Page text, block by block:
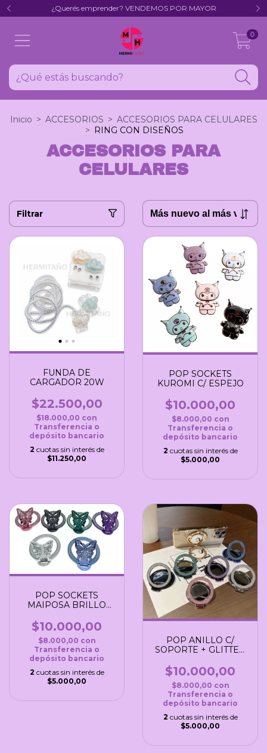
¿Querés emprender? VENDEMOS POR MAYOR
0
Inicio > ACCESORIOS > ACCESORIOS PARA CELULARES
> RING CON DISEÑOS
ACCESORIOS PARA
CELULARES
Filtrar
FUNDA DE
CARGADOR 20W
$22.500,00
$18.000,00 con
Transferencia o
depósito bancario
2 cuotas sin interés de
$11.250,00
POP SOCKETS
KUROMI C/ ESPEJO
$10.000,00
$8.000,00 con
Transferencia o
depósito bancario
2 cuotas sin interés de
$5.000,00
POP SOCKETS
MAIPOSA BRILLO
$10.000,00
$8.000,00 con
Transferencia o
depósito bancario
2 cuotas sin interés de
$5.000,00
POP ANILLO C/
SOPORTE + GLITTER
$10.000,00
$8.000,00 con
Transferencia o
depósito bancario
2 cuotas sin interés de
$5.000,00